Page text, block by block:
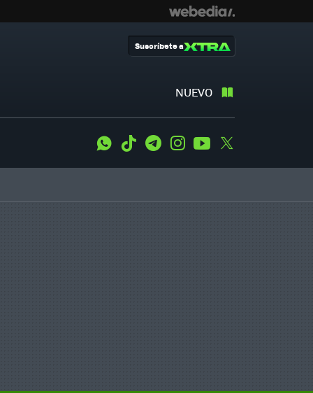
NUEVO
Suscríbete a
WhatsApp
Tiktok TelegramInstagramYoutube